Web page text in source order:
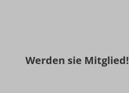
Werden sie Mitglied!